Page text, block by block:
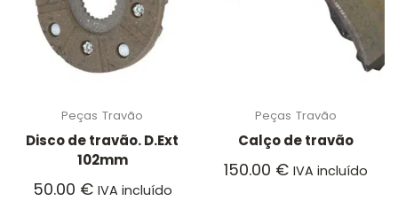
Peças Travão
Disco de travão. D.Ext
102mm
50.00 € IVA incluído
Peças Travão
Calço de travão
150.00 € IVA incluído